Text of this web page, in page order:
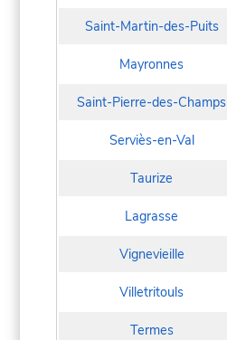
Saint-Martin-des-Puits
Mayronnes
Saint-Pierre-des-Champs
Serviès-en-Val
Taurize
Lagrasse
Vignevieille
Villetritouls
Termes